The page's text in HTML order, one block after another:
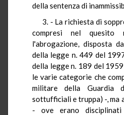
della sentenza di
3. - La richiesta di
compresi nel quesito
l'abrogazione, disposta
della legge n. 449 del
della legge n. 189 del
le varie categorie che
militare della Guardia
sottufficiali e truppa) -, ma
- ove erano